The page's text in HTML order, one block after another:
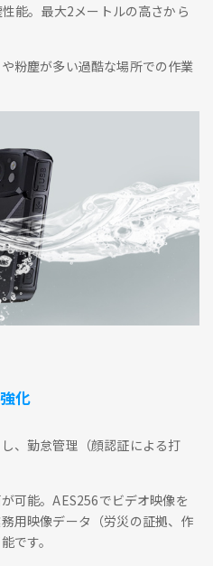
能。最大2メートルの高さから
粉塵が多い過酷な場所での作業
化
、勤怠管理（顔認証による打
可能。AES256でビデオ映像を
用映像データ（労災の証拠、作
です。